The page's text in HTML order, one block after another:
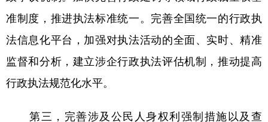
准制度，推进执法标准统一。完善全国统一的行政执
法信息化平台，加强对执法活动的全面、实时、精准
监督和分析，建立涉企行政执法评估机制，推动提高
行政执法规范化水平。
第三，完善涉及公民人身权利强制措施以及查